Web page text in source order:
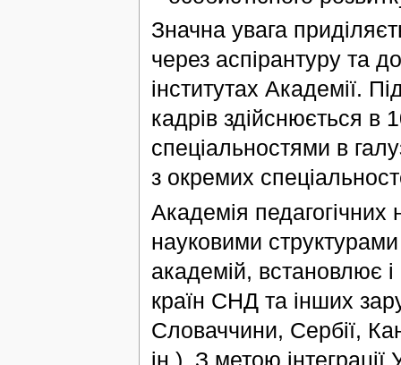
Значна увага
через аспірантуру та
інститутах Академії.
кадрів здійснюється в
спеціальностями в
з окремих
Академія педагогічних
науковими
академій, встановлює
країн СНД та інших
Словаччини, Сербії,
ін.). З метою